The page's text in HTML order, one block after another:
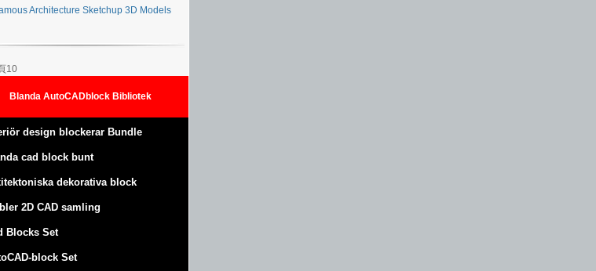
Architecture Sketchup 3D Models
10
Blanda AutoCADblock Bibliotek
design blockerar Bundle
cad block bunt
dekorativa block
2D CAD samling
Blocks Set
block Set